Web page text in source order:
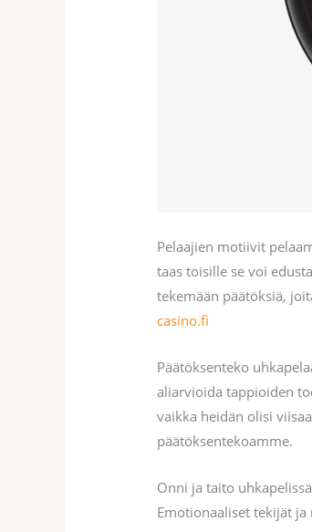
Pelaajien motiivit
taas toisille se voi
tekemään päätöksiä,
casino.fi
Päätöksenteko
aliarvioida tappioiden
vaikka heidän olisi
päätöksentekoamme.
Onni ja taito uhkapelissä
Emotionaaliset tekijät